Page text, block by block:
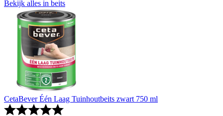
Bekijk alles in beits
CetaBever Één Laag Tuinhoutbeits zwart 750 ml